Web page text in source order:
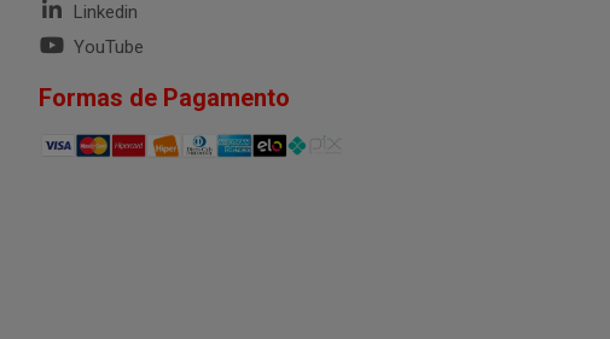
Linkedin
YouTube
Formas de Pagamento